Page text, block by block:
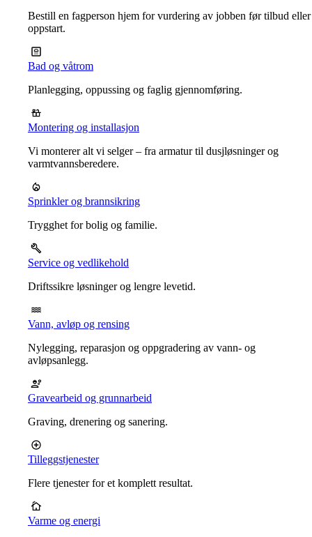
Bestill en fagperson hjem for vurdering av jobben før tilbud eller
oppstart.
Bad og våtrom
Planlegging, oppussing og faglig gjennomføring.
Montering og installasjon
Vi monterer alt vi selger – fra armatur til dusjløsninger og
varmtvannsberedere.
Sprinkler og brannsikring
Trygghet for bolig og familie.
Service og vedlikehold
Driftssikre løsninger og lengre levetid.
Vann, avløp og rensing
Nylegging, reparasjon og oppgradering av vann- og
avløpsanlegg.
Gravearbeid og grunnarbeid
Graving, drenering og sanering.
Tilleggstjenester
Flere tjenester for et komplett resultat.
Varme og energi